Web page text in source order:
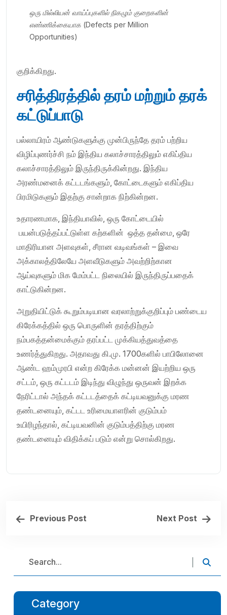
ஒரு மில்லியன் வாய்ப்புகளில் நிகழும் குறைகளின்
எண்ணிக்கையாக (Defects per Million
Opportunities)
குறிக்கிறது.
சரித்திரத்தில் தரம் மற்றும் தரக்
கட்டுப்பாடு
பல்லாயிரம் ஆண்டுகளுக்கு முன்பிருந்தே தரம் பற்றிய
விழிப்புணர்ச்சி நம் இந்திய கலாச்சாரத்திலும் எகிப்திய
கலாச்சாரத்திலும் இருந்திருக்கின்றது. இந்திய
அரண்மனைக் கட்டடங்களும், கோட்டைகளும் எகிப்திய
பிரமிடுகளும் இதற்கு சான்றாக நிற்கின்றன.
உதாரணமாக, இந்தியாவில், ஒரு கோட்டையில்
பயன்படுத்தப்பட்டுள்ள கற்களின் ஒத்த தன்மை, ஒரே
மாதிரியான அளவுகள், சீரான வடிவங்கள் – இவை
அக்காலத்திலேயே அளவீடுகளும் அவற்றிற்கான
ஆய்வுகளும் மிக மேம்பட்ட நிலையில் இருந்திருப்பதைக்
காட்டுகின்றன.
அறுதியிட்டுக் கூறும்படியான வரலாற்றுக்குறிப்பும் பண்டைய
கிரேக்கத்தில் ஒரு பொருளின் தரத்திற்கும்
நம்பகத்தன்மைக்கும் தரப்பட்ட முக்கியத்துவத்தை
உணர்த்துகிறது. அதாவது கி.மு. 1700களில் பாபிலோனை
ஆண்ட ஹம்முரபி என்ற கிரேக்க மன்னன் இயற்றிய ஒரு
சட்டம், ஒரு கட்டடம் இடிந்து விழுந்து ஒருவன் இறக்க
நேரிட்டால் அந்தக் கட்டடத்தைக் கட்டியவனுக்கு மரண
தண்டனையும், கட்டட உரிமையாளரின் குடும்பம்
உயிரிழந்தால், கட்டியவனின் குடும்பத்திற்கு மரண
தண்டனையும் விதிக்கப் படும் என்று சொல்கிறது.
Previous Post Next Post
Category